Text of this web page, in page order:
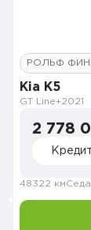
РОЛЬФ
Kia K5
GT Line+2021
2 778
48322 км